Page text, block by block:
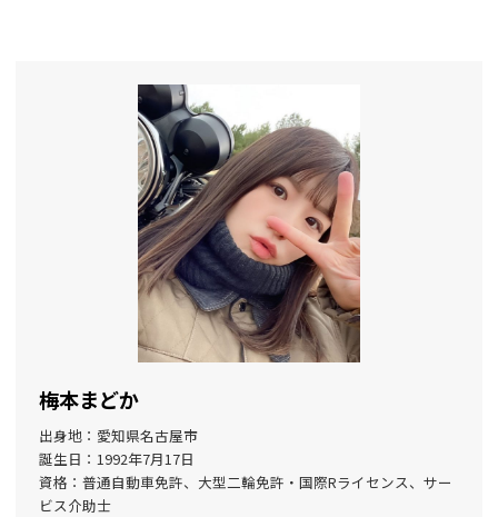
梅本まどか
出身地：愛知県名古屋市
誕生日：1992年7月17日
資格：普通自動車免許、大型二輪免許・国際Rライセンス、サー
ビス介助士